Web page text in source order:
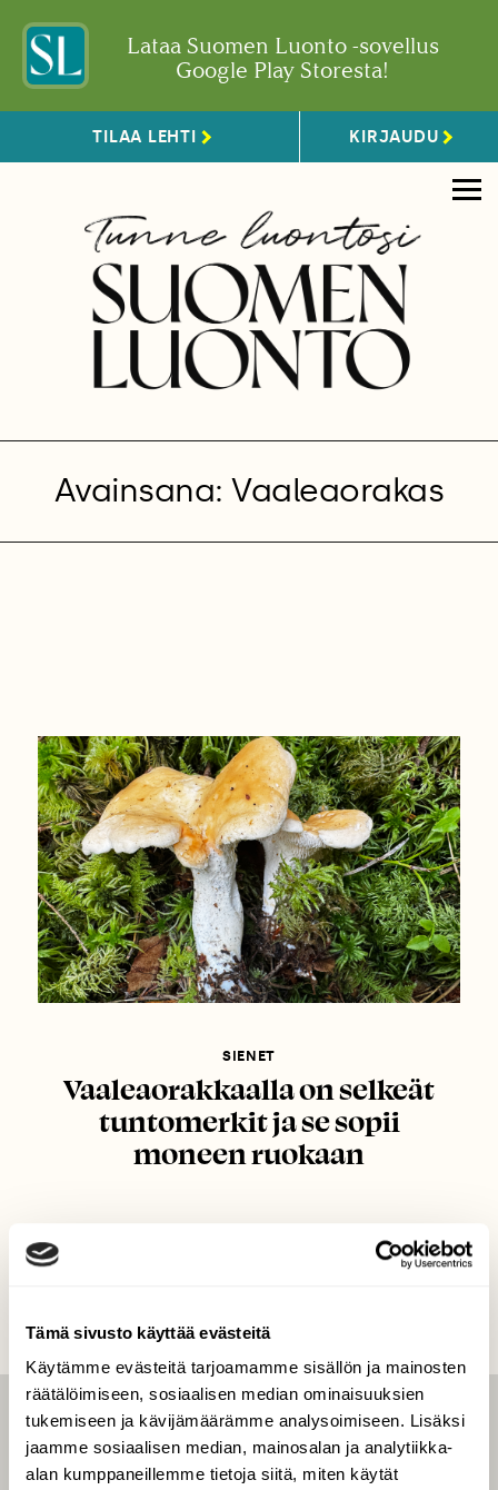
Tämä sivusto käyttää evästeitä
Käytämme evästeitä tarjoamamme sisällön ja mainosten
räätälöimiseen, sosiaalisen median ominaisuuksien
tukemiseen ja kävijämäärämme analysoimiseen. Lisäksi
jaamme sosiaalisen median, mainosalan ja analytiikka-
alan kumppaneillemme tietoja siitä, miten käytät
Lataa Suomen Luonto -sovellus
Google Play Storesta!
TILAA LEHTI KIRJAUDU
Avainsana: Vaaleaorakas
SIENET
Vaaleaorakkaalla on selkeät
tuntomerkit ja se sopii
moneen ruokaan
LEHTI
Uusin lehti